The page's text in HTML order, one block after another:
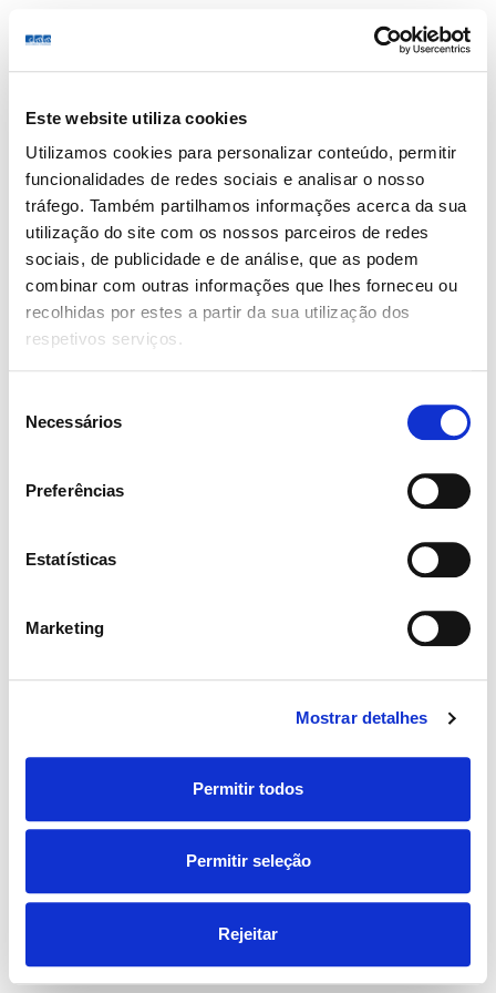
Este website utiliza cookies
Utilizamos cookies para personalizar conteúdo, permitir
funcionalidades de redes sociais e analisar o nosso
tráfego. Também partilhamos informações acerca da sua
utilização do site com os nossos parceiros de redes
sociais, de publicidade e de análise, que as podem
combinar com outras informações que lhes forneceu ou
recolhidas por estes a partir da sua utilização dos
respetivos serviços.
Necessários
Preferências
Estatísticas
Marketing
Mostrar detalhes
Permitir todos
Permitir seleção
Rejeitar
Login/Register